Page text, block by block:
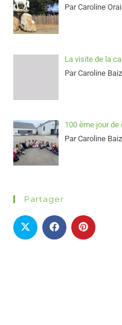
Par Caroline
La visite de la
Par Caroline
100 ème jour de
Par Caroline
Partager